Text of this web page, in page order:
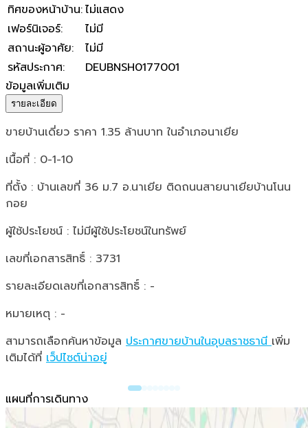
ทิศของหน้าบ้าน:ไม่แสดง
เฟอร์นิเจอร์:
ไม่มี
สถานะผู้อาศัย:
ไม่มี
รหัสประกาศ:
DEUBNSH0177001
ข้อมูลเพิ่มเติม
รายละเอียด
ขายบ้านเดี่ยว ราคา 1.35 ล้านบาท ในอำเภอนาเยีย
เนื้อที่ : 0-1-10
ที่ตั้ง : บ้านเลขที่ 36 ม.7 อ.นาเยีย ติดถนนสายนาเยียบ้านโนน
กอย
ผู้ใช้ประโยชน์ : ไม่มีผู้ใช้ประโยชน์ในทรัพย์
เลขที่เอกสารสิทธิ์ : 3731
รายละเอียดเลขที่เอกสารสิทธิ์ : -
หมายเหตุ : -
สามารถเลือกค้นหาข้อมูล ประกาศขายบ้านในอุบลราชธานีเพิ่ม
เติมได้ที่ เว็ปไซต์น่าอยู่
แผนที่การเดินทาง